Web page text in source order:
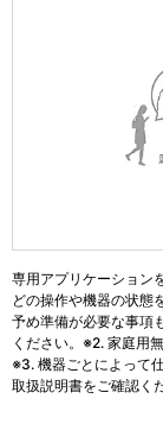
専用アプリケーション
どの操作や機器の状態
予め準備が必要な事項
ください。※2. 家庭用
※3. 機器ごとによって
取扱説明書をご確認く